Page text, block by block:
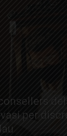
per